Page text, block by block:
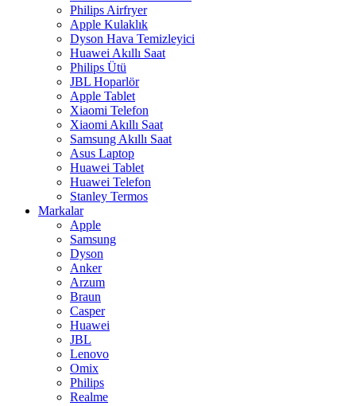
Philips Airfryer
Apple Kulaklık
Dyson Hava Temizleyici
Huawei Akıllı Saat
Philips Ütü
JBL Hoparlör
Apple Tablet
Xiaomi Telefon
Xiaomi Akıllı Saat
Samsung Akıllı Saat
Asus Laptop
Huawei Tablet
Huawei Telefon
Stanley Termos
Markalar
Apple
Samsung
Dyson
Anker
Arzum
Braun
Casper
Huawei
JBL
Lenovo
Omix
Philips
Realme